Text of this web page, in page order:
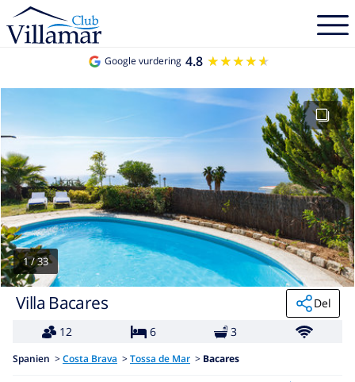
Google vurdering 4.8 ★★★★★
★★★★★
1/33
Villa Bacares
Del
12
6 3
Spanien > Costa Brava > Tossa de Mar > Bacares